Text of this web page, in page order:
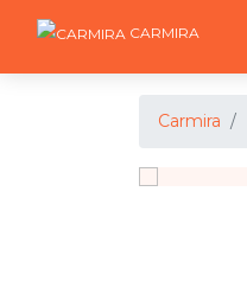
CARMIRA
Carmira